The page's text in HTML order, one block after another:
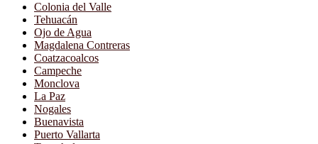
Colonia del Valle
Tehuacán
Ojo de Agua
Magdalena Contreras
Coatzacoalcos
Campeche
Monclova
La Paz
Nogales
Buenavista
Puerto Vallarta